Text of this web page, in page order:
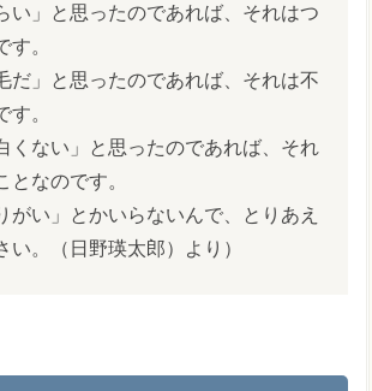
い」と思ったのであれば、それはつ
す。
だ」と思ったのであれば、それは不
す。
くない」と思ったのであれば、それ
となのです。
がい」とかいらないんで、とりあえ
い。（日野瑛太郎）より）